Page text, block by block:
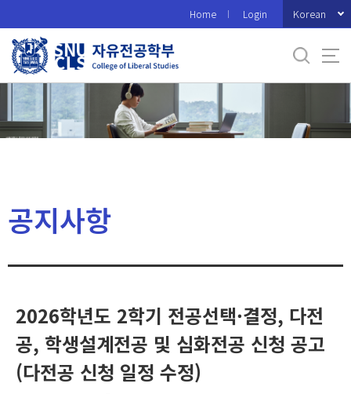
로
메
Home Login Korean
공지사항
2026학년도 2학기 전공선택·결정, 다전
공, 학생설계전공 및 심화전공 신청 공고
(다전공 신청 일정 수정)